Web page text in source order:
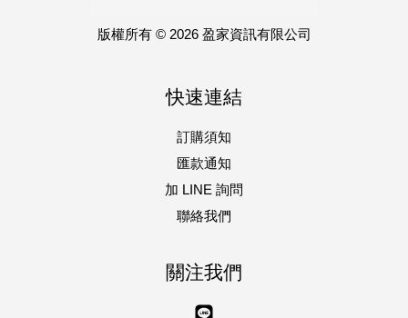
版權所有 © 2026 盈家資訊有限公司
快速連結
訂購須知
匯款通知
加 LINE 詢問
聯絡我們
關注我們